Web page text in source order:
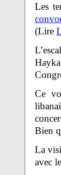
Les
(Lire
Ce
Bien
La
avec